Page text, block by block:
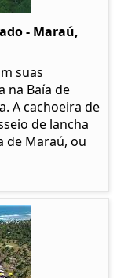
- Maraú,
suas
na Baía de
A cachoeira de
de lancha
de Maraú, ou